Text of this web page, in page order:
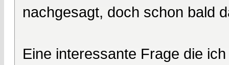
nachgesagt, doch schon bald
Eine interessante Frage die